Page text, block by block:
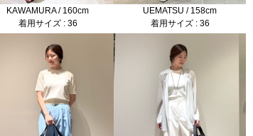
KAWAMURA / 160cm
着用サイズ : 36
UEMATSU / 158cm
着用サイズ : 36